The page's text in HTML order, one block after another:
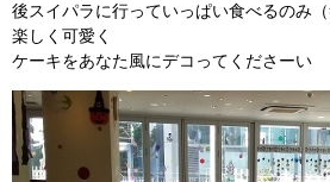
後スイパラに行っていっぱい食べるの
楽しく可愛く
ケーキをあなた風にデコってくださーい